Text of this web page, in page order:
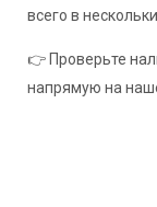
всего в
👉 Проверьте
напрямую на